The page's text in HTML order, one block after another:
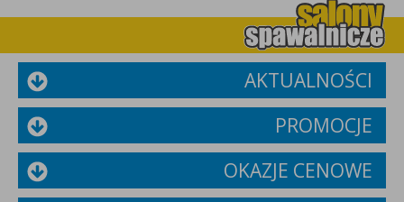
AKTUALNOŚCI
PROMOCJE
OKAZJE CENOWE